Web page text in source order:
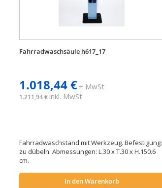
Fahrradwaschsäule h617_17
1.018,44 €+ MwSt
1.211,94 € inkl. MwSt
Fahrradwaschstand mit Werkzeug. Befestigung:
zu dübeln. Abmessungen: L.30 x T.30 x H.150.6
cm.
In den Warenkorb